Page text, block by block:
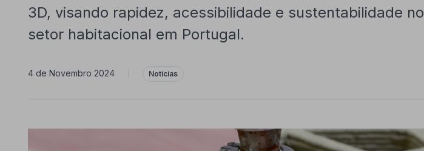
3D, visando rapidez, acessibilidade e sustentabilidade no
setor habitacional em Portugal.
4 de Novembro 2024 Notícias